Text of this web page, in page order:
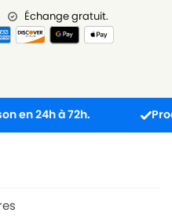
Échange gratuit.
à 72h. Produit